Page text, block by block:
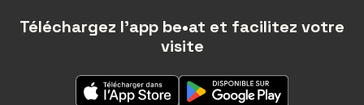
Téléchargez l'app be•at et facilitez votre
visite